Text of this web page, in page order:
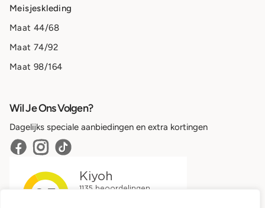
Meisjeskleding
Maat 44/68
Maat 74/92
Maat 98/164
Wil Je Ons Volgen?
Dagelijks speciale aanbiedingen en extra kortingen